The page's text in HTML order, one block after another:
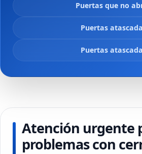
Puertas que no
Puertas
Puertas
Atención urgente
problemas con